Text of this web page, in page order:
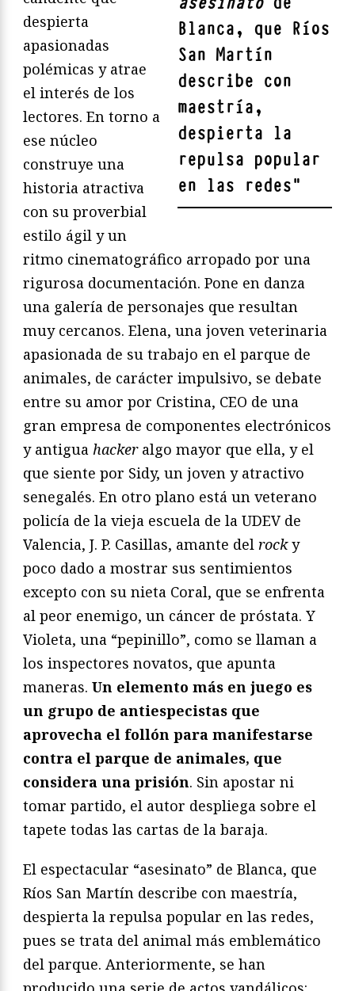
Blanca, que Ríos
San Martín
describe con
maestría,
despierta la
repulsa popular
en las redes"
despierta
apasionadas
polémicas y atrae
el interés de los
lectores. En torno a
ese núcleo
construye una
historia atractiva
con su proverbial
estilo ágil y un
ritmo cinematográfico arropado por una
rigurosa documentación. Pone en danza
una galería de personajes que resultan
muy cercanos. Elena, una joven veterinaria
apasionada de su trabajo en el parque de
animales, de carácter impulsivo, se debate
entre su amor por Cristina, CEO de una
gran empresa de componentes electrónicos
y antigua hackeralgo mayor que ella, y el
que siente por Sidy, un joven y atractivo
senegalés. En otro plano está un veterano
policía de la vieja escuela de la UDEV de
Valencia, J. P. Casillas, amante del rocky
poco dado a mostrar sus sentimientos
excepto con su nieta Coral, que se enfrenta
al peor enemigo, un cáncer de próstata. Y
Violeta, una “pepinillo”, como se llaman a
los inspectores novatos, que apunta
maneras. Un elemento más en juego es
un grupo de antiespecistas que
aprovecha el follón para manifestarse
contra el parque de animales, que
considera una prisión. Sin apostar ni
tomar partido, el autor despliega sobre el
tapete todas las cartas de la baraja.
El espectacular “asesinato” de Blanca, que
Ríos San Martín describe con maestría,
despierta la repulsa popular en las redes,
pues se trata del animal más emblemático
del parque. Anteriormente, se han